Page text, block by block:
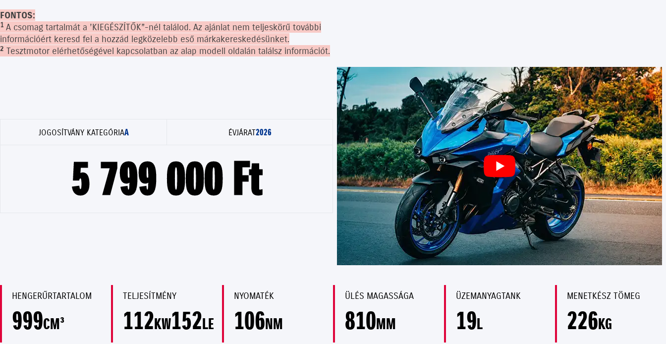
FONTOS:
1 A csomag tartalmát a ’KIEGÉSZÍTŐK”-nél találod. Az ajánlat nem teljeskörű további
információért keresd fel a hozzád legközelebb eső márkakereskedésünket.
2 Tesztmotor elérhetőségével kapcsolatban az alap modell oldalán találsz információt.
JOGOSÍTVÁNY KATEGÓRIAA ÉVJÁRAT2026
5 799 000 Ft
HENGERŰRTARTALOM
999CM³
TELJESÍTMÉNY
112KW152LE
NYOMATÉK
106NM
ÜLÉS MAGASSÁGA
810MM
ÜZEMANYAGTANK
19L
MENETKÉSZ TÖMEG
226KG